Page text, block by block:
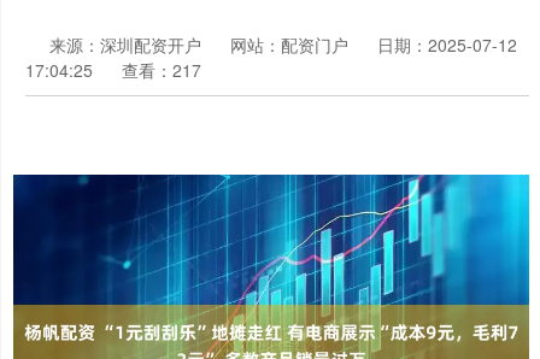
来源：深圳配资开户 网站：配资门户
日期：2025-07-12
17:04:25
查看：217